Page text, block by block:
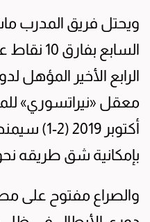
ويحتل فريق المدرب
السابع
الرابع الأخير المؤهل
معقل «نيراتسوري»
أكتوبر
بإمكانية شق طريقه نحو
والصراع مفتوح على